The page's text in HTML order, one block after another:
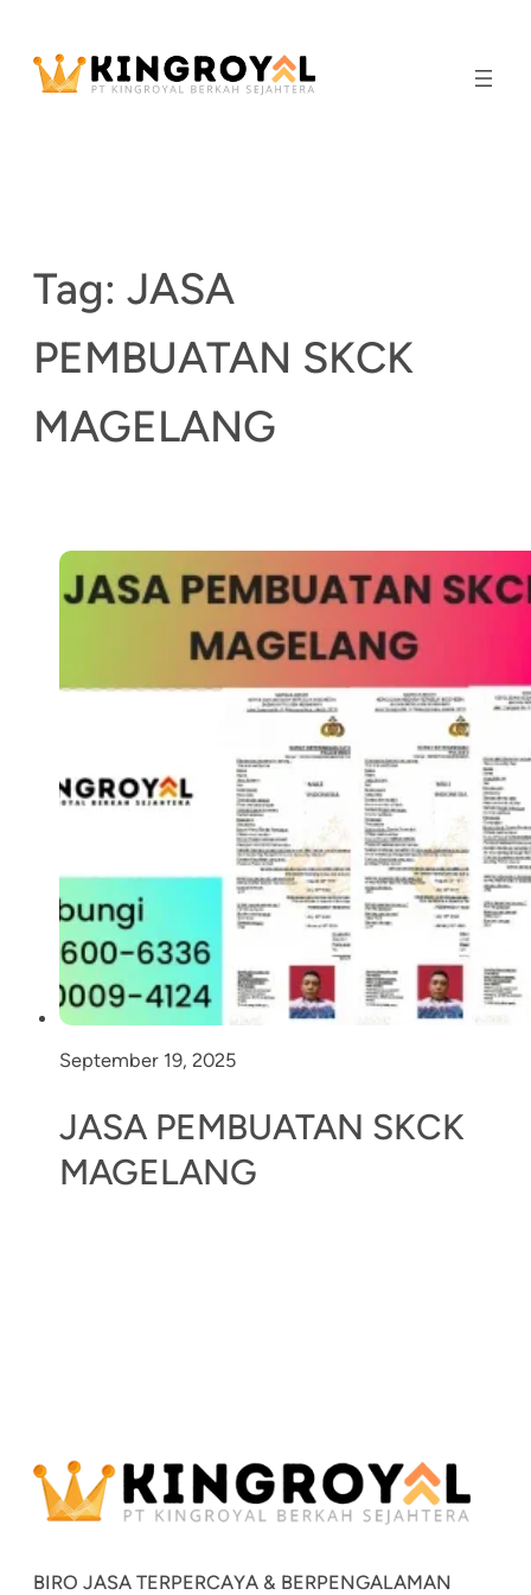
content
Tag: JASA
PEMBUATAN SKCK
MAGELANG
September 19, 2025
JASA PEMBUATAN SKCK
MAGELANG
BIRO JASA TERPERCAYA & BERPENGALAMAN